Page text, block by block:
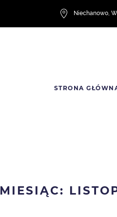
Niechanowo,
STRONA
MIESIĄC: